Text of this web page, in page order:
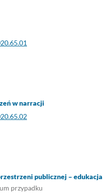
w narracji
publicznej – edukacja
przypadku